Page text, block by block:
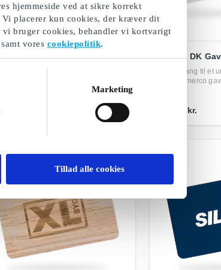
hjemmeside ved at sikre korrekt
placerer kun cookies, der kræver dit
bruger cookies, behandler vi kortvarigt
samt vores cookiepolitik.
Marketing
Tillad alle cookies
DK Gavekort
møbler og boligtilbehør til enhver
Imerco DK
Giv adgang til et
med et Imerco
50 kr.